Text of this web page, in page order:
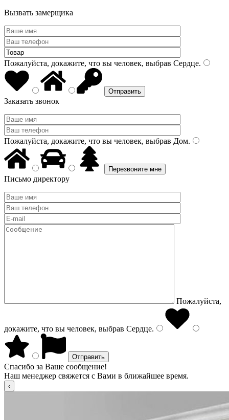
Вызвать замерщика
Пожалуйста, докажите, что вы человек, выбрав Сердце.
Заказать звонок
Пожалуйста, докажите, что вы человек, выбрав Дом.
Письмо директору
Пожалуйста,
докажите, что вы человек, выбрав Сердце.
Спасибо за Ваше сообщение!
Наш менеджер свяжется с Вами в ближайшее время.